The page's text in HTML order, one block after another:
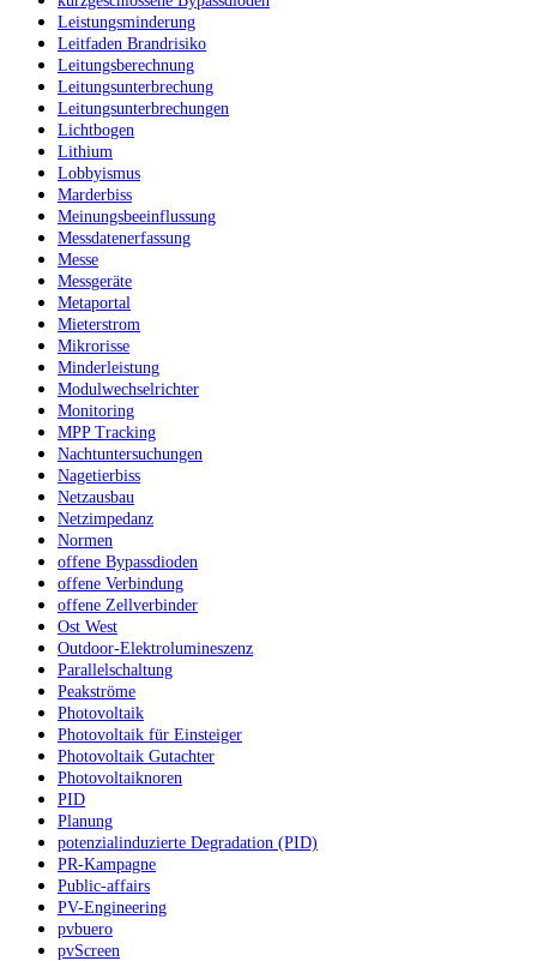
Leistungsminderung
Leitfaden Brandrisiko
Leitungsberechnung
Leitungsunterbrechung
Leitungsunterbrechungen
Lichtbogen
Lithium
Lobbyismus
Marderbiss
Meinungsbeeinflussung
Messdatenerfassung
Messe
Messgeräte
Metaportal
Mieterstrom
Mikrorisse
Minderleistung
Modulwechselrichter
Monitoring
MPP Tracking
Nachtuntersuchungen
Nagetierbiss
Netzausbau
Netzimpedanz
Normen
offene Bypassdioden
offene Verbindung
offene Zellverbinder
Ost West
Outdoor-Elektrolumineszenz
Parallelschaltung
Peakströme
Photovoltaik
Photovoltaik für Einsteiger
Photovoltaik Gutachter
Photovoltaiknoren
PID
Planung
potenzialinduzierte Degradation (PID)
PR-Kampagne
Public-affairs
PV-Engineering
pvbuero
pvScreen